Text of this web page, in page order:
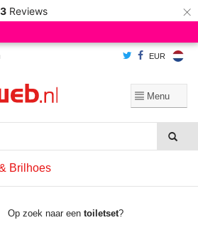
Reviews ×
EUR
Brilhoes
Op zoek naar een toiletset?
website te verbeteren. Is dat akkoord?
Ja